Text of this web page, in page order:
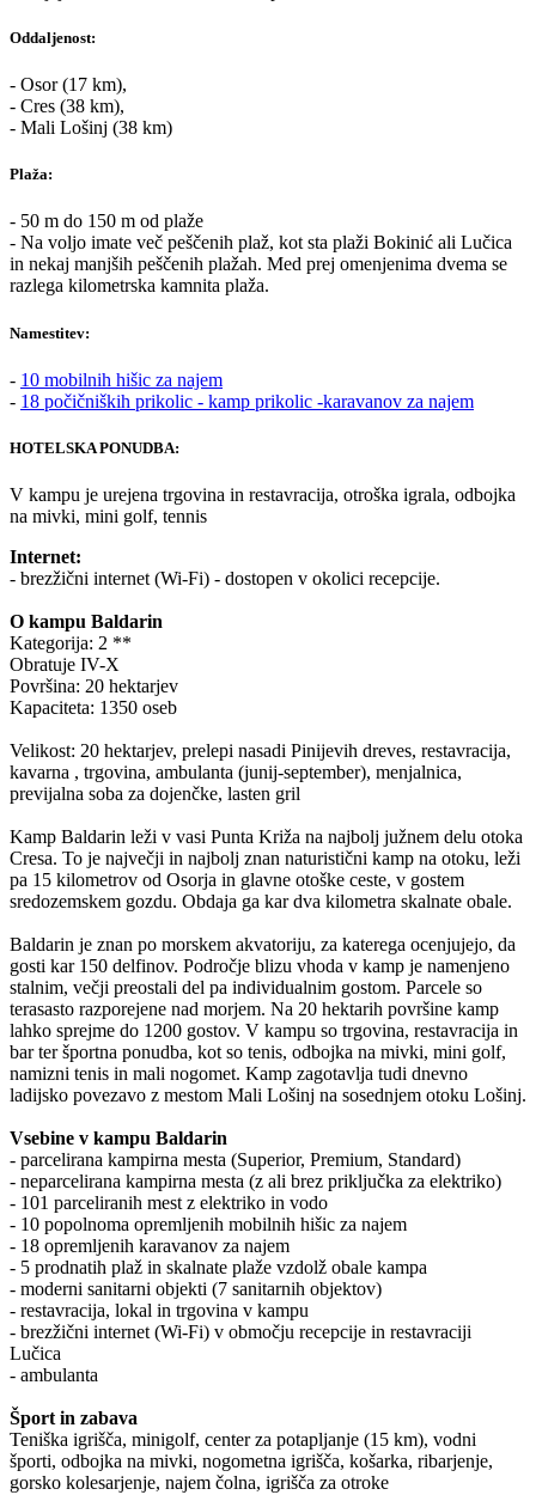
Oddaljenost:
- Osor (17 km),
- Cres (38 km),
- Mali Lošinj (38 km)
Plaža:
- 50 m do 150 m od plaže
- Na voljo imate več peščenih plaž, kot sta plaži Bokinić ali Lučica
in nekaj manjših peščenih plažah. Med prej omenjenima dvema se
razlega kilometrska kamnita plaža.
Namestitev:
- 10 mobilnih hišic za najem
- 18 počičniških prikolic - kamp prikolic -karavanov za najem
HOTELSKA PONUDBA:
V kampu je urejena trgovina in restavracija, otroška igrala, odbojka
na mivki, mini golf, tennis
Internet:
- brezžični internet (Wi-Fi) - dostopen v okolici recepcije.
O kampu Baldarin
Kategorija: 2 **
Obratuje IV-X
Površina: 20 hektarjev
Kapaciteta: 1350 oseb
Velikost: 20 hektarjev, prelepi nasadi Pinijevih dreves, restavracija,
kavarna , trgovina, ambulanta (junij-september), menjalnica,
previjalna soba za dojenčke, lasten gril
Kamp Baldarin leži v vasi Punta Križa na najbolj južnem delu otoka
Cresa. To je največji in najbolj znan naturistični kamp na otoku, leži
pa 15 kilometrov od Osorja in glavne otoške ceste, v gostem
sredozemskem gozdu. Obdaja ga kar dva kilometra skalnate obale.
Baldarin je znan po morskem akvatoriju, za katerega ocenjujejo, da
gosti kar 150 delfinov. Področje blizu vhoda v kamp je namenjeno
stalnim, večji preostali del pa individualnim gostom. Parcele so
terasasto razporejene nad morjem. Na 20 hektarih površine kamp
lahko sprejme do 1200 gostov. V kampu so trgovina, restavracija in
bar ter športna ponudba, kot so tenis, odbojka na mivki, mini golf,
namizni tenis in mali nogomet. Kamp zagotavlja tudi dnevno
ladijsko povezavo z mestom Mali Lošinj na sosednjem otoku Lošinj.
Vsebine v kampu Baldarin
- parcelirana kampirna mesta (Superior, Premium, Standard)
- neparcelirana kampirna mesta (z ali brez priključka za elektriko)
- 101 parceliranih mest z elektriko in vodo
- 10 popolnoma opremljenih mobilnih hišic za najem
- 18 opremljenih karavanov za najem
- 5 prodnatih plaž in skalnate plaže vzdolž obale kampa
- moderni sanitarni objekti (7 sanitarnih objektov)
- restavracija, lokal in trgovina v kampu
- brezžični internet (Wi-Fi) v območju recepcije in restavraciji
Lučica
- ambulanta
Šport in zabava
Teniška igrišča, minigolf, center za potapljanje (15 km), vodni
športi, odbojka na mivki, nogometna igrišča, košarka, ribarjenje,
gorsko kolesarjenje, najem čolna, igrišča za otroke